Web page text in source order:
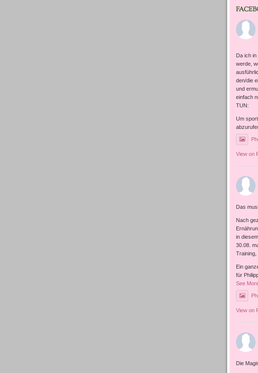
Da ich
werde,
den/die
und
einfach
TUN:
Um
View on
Das
Nach
in
30.08.
Training,
Ein
für
See
View on
Die